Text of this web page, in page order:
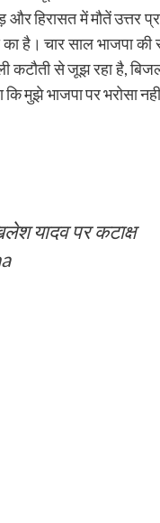
हिरासत में मौतें उत्तर
है। चार साल भाजपा की
कटौती से जूझ रहा है,
मुझे भाजपा पर भरोसा
यादव पर कटाक्ष